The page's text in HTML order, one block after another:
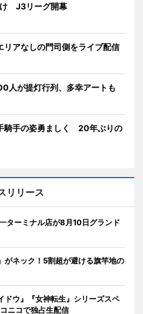
け J3リーグ開幕
リアなしの門司側をライブ配信
人が提灯行列、多幸アートも
騎手の姿勇ましく 20年ぶりの
リリース
ターミナル店が8月10日グランド
がネック！5割超が避ける旗竿地の
ドウ』『女神転生』シリーズスペ
ニコで独占生配信